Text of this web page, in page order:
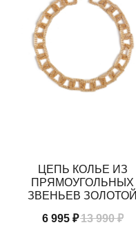
ЦЕПЬ КОЛЬЕ ИЗ
ПРЯМОУГОЛЬНЫХ
ЗВЕНЬЕВ ЗОЛОТОЙ
6 995 ₽13 990 ₽